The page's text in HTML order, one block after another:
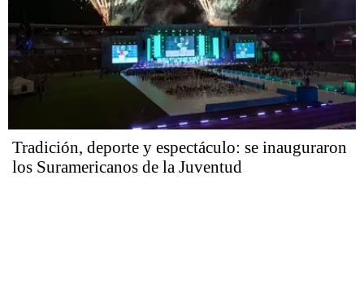
Tradición, deporte y espectáculo: se inauguraron
los Suramericanos de la Juventud